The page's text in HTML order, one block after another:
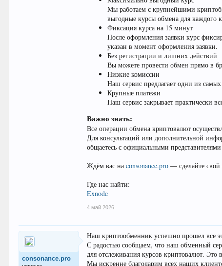
Мы работаем с крупнейшими
выгодные курсы обмена для каждого
Фиксация курса на 15 минут
После оформления заявки курс
указан в момент оформления заявки.
Без регистрации и лишних действий
Вы можете провести обмен прямо в
Низкие комиссии
Наш сервис предлагает одни из
Крупные платежи
Наш сервис закрывает практически
Важно знать:
Все операции обмена криптовалют
Для консультаций или дополнительной
общаетесь с официальными
Ждём вас наconsonance.pro — сделайте
Где нас найти:
Exnode
4 май 2026
consonance.pro
Наш криптообменник успешно прошел все
С радостью сообщаем, что наш обменный
для отслеживания курсов криптовалют. Это
Мы искренне благодарим всех наших